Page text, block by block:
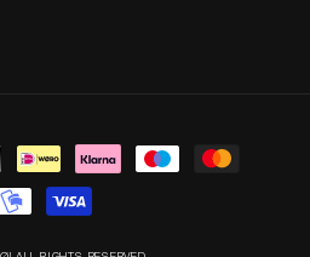
Betalingsmetoder